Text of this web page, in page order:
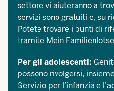
settore vi aiuteranno a
servizi sono gratuiti e, su
Potete trovare i punti di
tramite Mein Familienlotse
Per gli adolescenti:
possono rivolgersi,
Servizio per l’infanzia e